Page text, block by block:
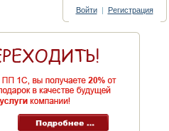
Войти | Регистрация